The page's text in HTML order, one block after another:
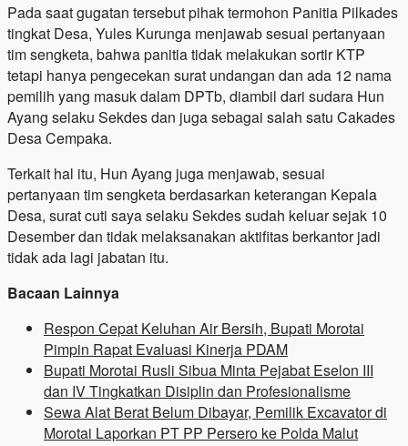
Pada saat gugatan tersebut pihak termohon Panitia Pilkades
tingkat Desa, Yules Kurunga menjawab sesuai pertanyaan
tim sengketa, bahwa panitia tidak melakukan sortir KTP
tetapi hanya pengecekan surat undangan dan ada 12 nama
pemilih yang masuk dalam DPTb, diambil dari sudara Hun
Ayang selaku Sekdes dan juga sebagai salah satu Cakades
Desa Cempaka.
Terkait hal itu, Hun Ayang juga menjawab, sesuai
pertanyaan tim sengketa berdasarkan keterangan Kepala
Desa, surat cuti saya selaku Sekdes sudah keluar sejak 10
Desember dan tidak melaksanakan aktifitas berkantor jadi
tidak ada lagi jabatan itu.
Bacaan Lainnya
Respon Cepat Keluhan Air Bersih, Bupati Morotai
Pimpin Rapat Evaluasi Kinerja PDAM
Bupati Morotai Rusli Sibua Minta Pejabat Eselon III
dan IV Tingkatkan Disiplin dan Profesionalisme
Sewa Alat Berat Belum Dibayar, Pemilik Excavator di
Morotai Laporkan PT PP Persero ke Polda Malut